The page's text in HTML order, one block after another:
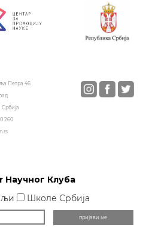
Петра 46
Србија
260
Научног Клуба
Школе Србија